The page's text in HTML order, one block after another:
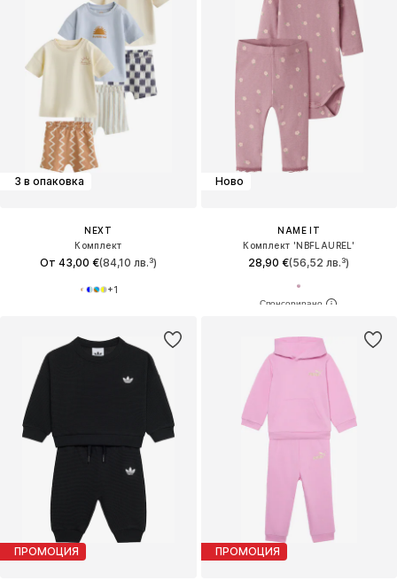
3 в опаковка
NEXT
Комплект
От 43,00 €(84,10 лв.³)
+1
Ново
NAME IT
Комплект 'NBFLAUREL'
28,90 €(56,52 лв.³)
ПРОМОЦИЯ ПРОМОЦИЯ